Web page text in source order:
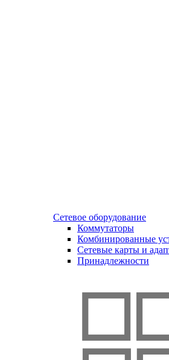
Сетевое оборудование
Коммутаторы
Комбинированные
Сетевые карты и
Принадлежности